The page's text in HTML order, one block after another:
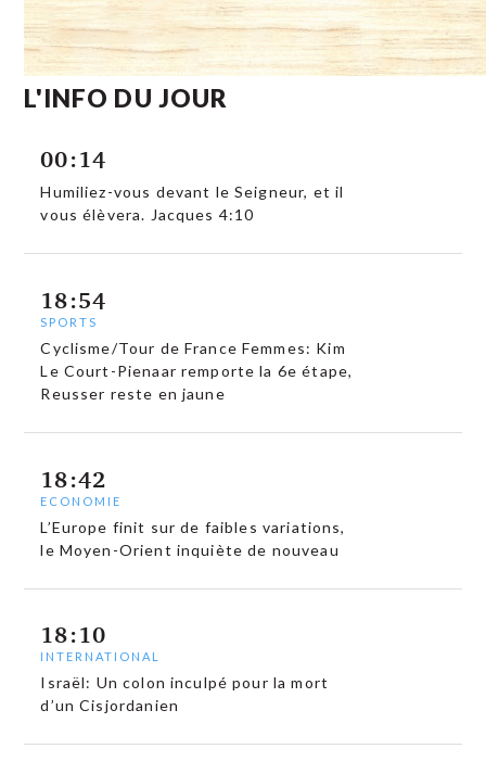
L'INFO DU JOUR
00:14
Humiliez-vous devant le Seigneur, et il
vous élèvera. Jacques 4:10
18:54
SPORTS
Cyclisme/Tour de France Femmes: Kim
Le Court-Pienaar remporte la 6e étape,
Reusser reste en jaune
18:42
ECONOMIE
L’Europe finit sur de faibles variations,
le Moyen-Orient inquiète de nouveau
18:10
INTERNATIONAL
Israël: Un colon inculpé pour la mort
d’un Cisjordanien